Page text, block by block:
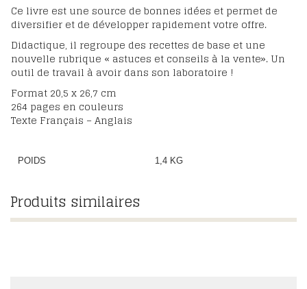
Ce livre est une source de bonnes idées et permet de
diversifier et de développer rapidement votre offre.
Didactique, il regroupe des recettes de base et une
nouvelle rubrique « astuces et conseils à la vente». Un
outil de travail à avoir dans son laboratoire !
Format 20,5 x 26,7 cm
264 pages en couleurs
Texte Français – Anglais
POIDS 1,4 KG
Produits similaires